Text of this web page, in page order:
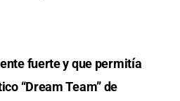
fuerte y que permitía
“Dream Team” de